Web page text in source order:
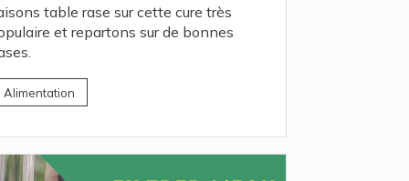
table rase sur cette cure très
et repartons sur de bonnes
Alimentation